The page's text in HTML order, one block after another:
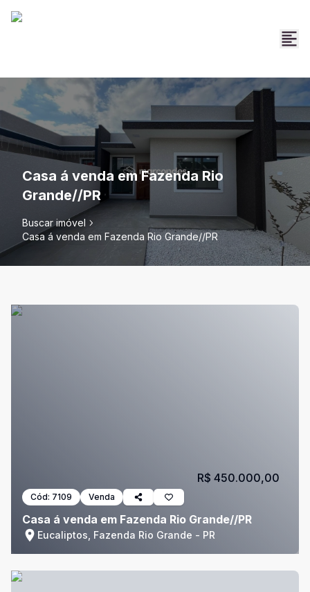
Casa á venda em Fazenda Rio
Grande//PR
Buscar imóvel
Casa á venda em Fazenda Rio Grande//PR
Cód: 7109 Venda
Casa á venda em Fazenda Rio Grande//PR
Eucaliptos, Fazenda Rio Grande - PR
R$ 450.000,00